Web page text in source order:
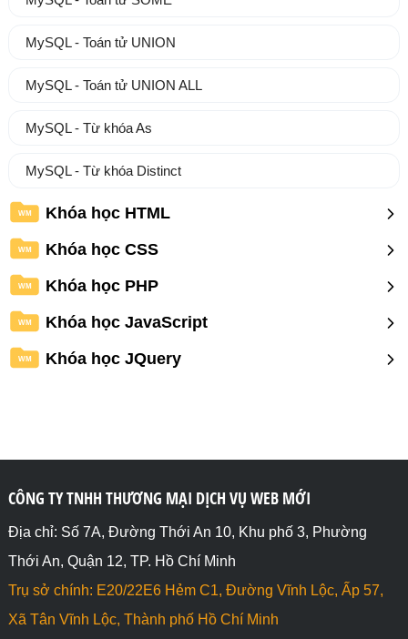
MySQL - Toán tử UNION
MySQL - Toán tử UNION ALL
MySQL - Từ khóa As
MySQL - Từ khóa Distinct
WM Khóa học HTML
WM Khóa học CSS
WM Khóa học PHP
WM Khóa học JavaScript
WM Khóa học JQuery
CÔNG TY TNHH THƯƠNG MẠI DỊCH VỤ WEB MỚI
Địa chỉ: Số 7A, Đường Thới An 10, Khu phố 3, Phường
Thới An, Quận 12, TP. Hồ Chí Minh
Trụ sở chính: E20/22E6 Hẻm C1, Đường Vĩnh Lộc, Ấp 57,
Xã Tân Vĩnh Lộc, Thành phố Hồ Chí Minh